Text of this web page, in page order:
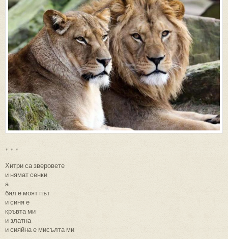
* * *
Хитри са зверовете
и нямат сенки
а
бял е моят път
и синя е
кръвта ми
и златна
и сияйна е мисълта ми